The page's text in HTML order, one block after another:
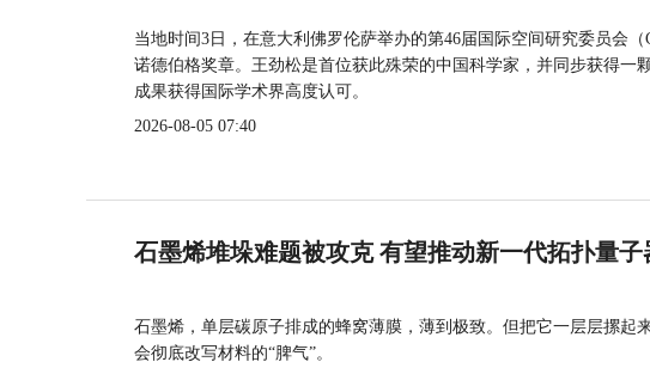
当地时间3日，在意大利佛罗伦萨举办的第46届国际空间研究委员会
诺德伯格奖章。王劲松是首位获此殊荣的中国科学家，并同步获得
成果获得国际学术界高度认可。
2026-08-05 07:40
石墨烯堆垛难题被攻克 有望推动新一代拓扑量子
石墨烯，单层碳原子排成的蜂窝薄膜，薄到极致。但把它一层层摞
会彻底改写材料的“脾气”。